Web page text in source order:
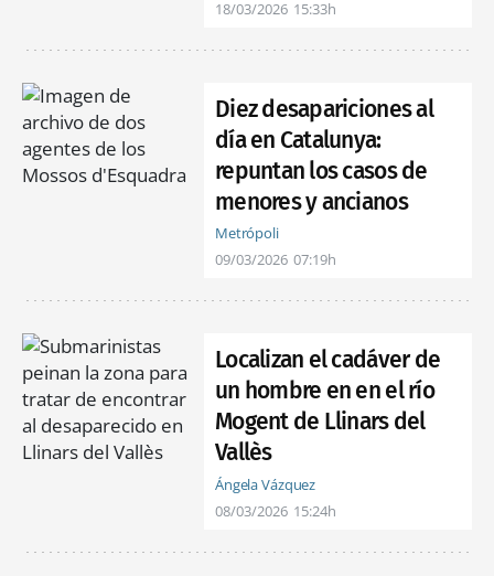
18/03/2026 15:33h
Diez desapariciones al
día en Catalunya:
repuntan los casos de
menores y ancianos
Metrópoli
09/03/2026 07:19h
Localizan el cadáver de
un hombre en en el río
Mogent de Llinars del
Vallès
Ángela Vázquez
08/03/2026 15:24h